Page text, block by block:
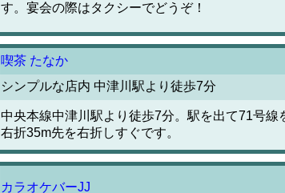
す。宴会の際はタクシーでどうぞ！
喫茶 たなか
シンプルな店内 中津川駅より徒歩7分
中央本線中津川駅より徒歩7分。駅を出て71号
右折35m先を右折しすぐです。
カラオケバーJJ